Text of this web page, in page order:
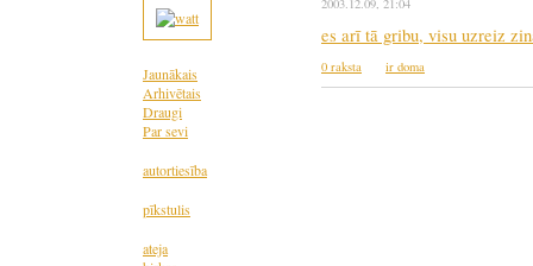
Jaunākais
Arhivētais
Draugi
Par sevi
autortiesība
pīkstulis
ateja
2003.12.09, 21:04
es arī tā gribu, visu uzreiz
0 raksta ir doma